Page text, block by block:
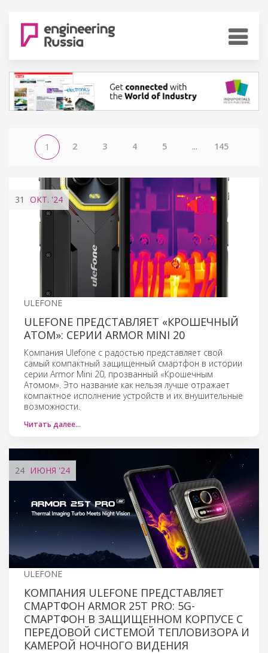
1 2 3 4 5 ... 145
31 ОКТ. '24
ULEFONE
ULEFONE ПРЕДСТАВЛЯЕТ «КРОШЕЧНЫЙ
АТОМ»: СЕРИИ ARMOR MINI 20
Компания Ulefone с радостью представляет свой
самый компактный защищенный смартфон в истории
серии Armor Mini 20, прозванный «Крошечным
Атомом». Это название как нельзя лучше отражает
компактное исполнение устройств и их внушительные
возможности.
Читать далее…
24 ИЮНЯ '24
ULEFONE
КОМПАНИЯ ULEFONE ПРЕДСТАВЛЯЕТ
СМАРТФОН ARMOR 25T PRO: 5G-
СМАРТФОН В ЗАЩИЩЕННОМ КОРПУСЕ С
ПЕРЕДОВОЙ СИСТЕМОЙ ТЕПЛОВИЗОРА И
КАМЕРОЙ НОЧНОГО ВИДЕНИЯ